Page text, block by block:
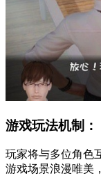
游戏玩法机制：
玩家将与多位角色
游戏场景浪漫唯美